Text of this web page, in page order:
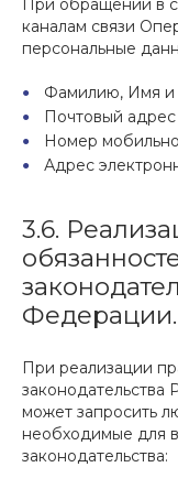
При обращении в
каналам связи
персональные
Фамилию, Имя и
Почтовый
Номер
Адрес
3.6.
Федерации.
При реализации
может запросить
необходимые для
законодательства: